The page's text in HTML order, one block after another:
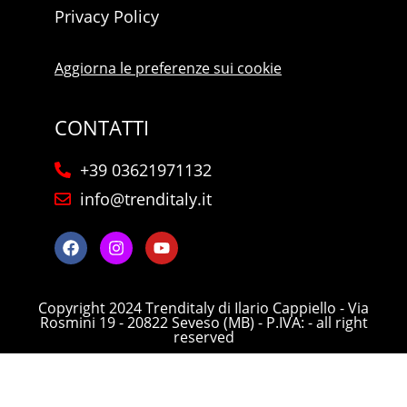
Privacy Policy
Aggiorna le preferenze sui cookie
CONTATTI
+39 03621971132
info@trenditaly.it
Copyright 2024 Trenditaly di Ilario Cappiello - Via
Rosmini 19 - 20822 Seveso (MB) - P.IVA: - all right
reserved